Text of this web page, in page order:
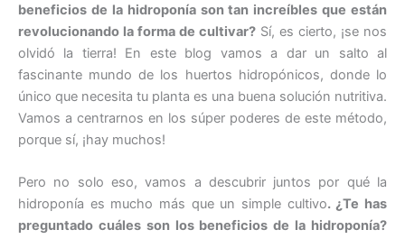
beneficios de la hidroponía son tan increíbles que están
revolucionando la forma de cultivar? Sí, es cierto, ¡se nos
olvidó la tierra! En este blog vamos a dar un salto al
fascinante mundo de los huertos hidropónicos, donde lo
único que necesita tu planta es una buena solución nutritiva.
Vamos a centrarnos en los súper poderes de este método,
porque sí, ¡hay muchos!
Pero no solo eso, vamos a descubrir juntos por qué la
hidroponía es mucho más que un simple cultivo. ¿Te has
preguntado cuáles son los beneficios de la hidroponía?